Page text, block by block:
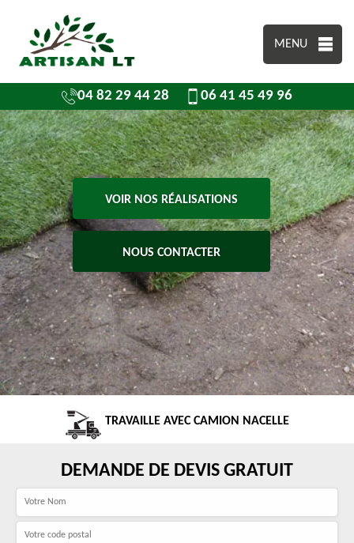
MENU
04 82 29 44 28 06 41 45 49 96
VOIR NOS RÉALISATIONS
NOUS CONTACTER
TRAVAILLE AVEC CAMION NACELLE
DEMANDE DE DEVIS GRATUIT